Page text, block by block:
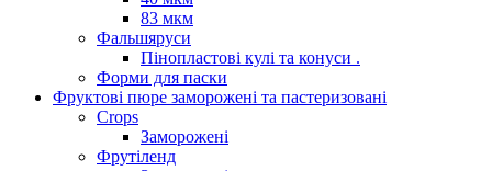
83 мкм
Фальшяруси
Пінопластові кулі та конуси .
Форми для паски
Фруктові пюре заморожені та пастеризовані
Crops
Заморожені
Фрутіленд